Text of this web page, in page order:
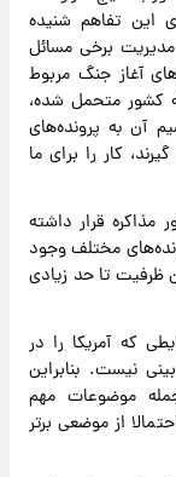
این تفاهم شنیده
برخی مسائل
آغاز جنگ مربوط
کشور متحمل شده،
آن به پرونده‌های
کار را برای ما
قرار داشته
مختلف وجود
ظرفیت تا حد زیادی
که آمریکا را در
نیست. بنابراین
موضوعات مهم
از موضعی برتر